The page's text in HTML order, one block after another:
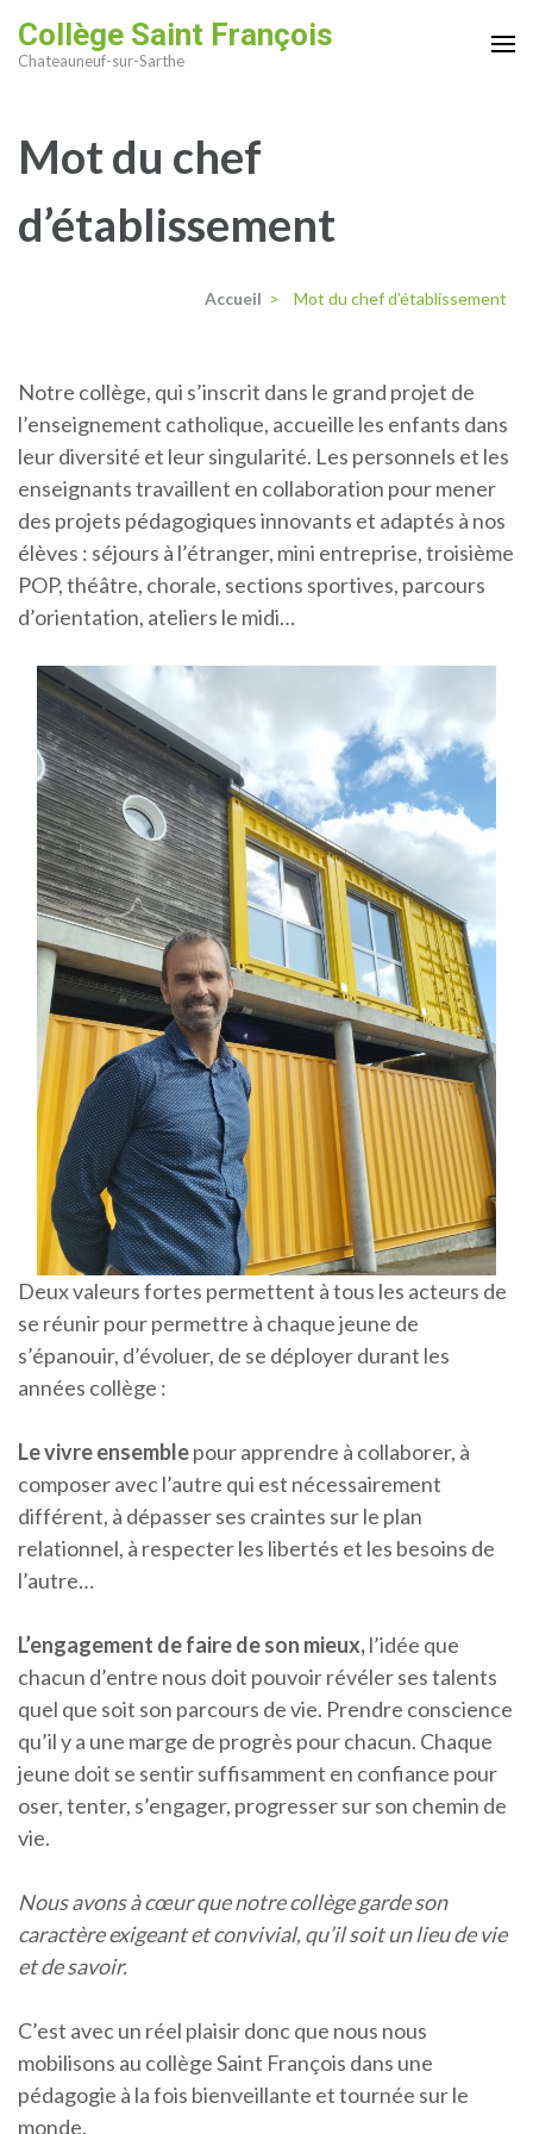
au
Entrée)
Collège Saint François
Chateauneuf-sur-Sarthe
Mot du chef
d’établissement
Accueil > Mot du chef d’établissement
Notre collège, qui s’inscrit dans le grand projet de
l’enseignement catholique, accueille les enfants dans
leur diversité et leur singularité. Les personnels et les
enseignants travaillent en collaboration pour mener
des projets pédagogiques innovants et adaptés à nos
élèves : séjours à l’étranger, mini entreprise, troisième
POP, théâtre, chorale, sections sportives, parcours
d’orientation, ateliers le midi…
Deux valeurs fortes permettent à tous les acteurs de
se réunir pour permettre à chaque jeune de
s’épanouir, d’évoluer, de se déployer durant les
années collège :
Le vivre ensemblepour apprendre à collaborer, à
composer avec l’autre qui est nécessairement
différent, à dépasser ses craintes sur le plan
relationnel, à respecter les libertés et les besoins de
l’autre…
L’engagement de faire de son mieux,l’idée que
chacun d’entre nous doit pouvoir révéler ses talents
quel que soit son parcours de vie. Prendre conscience
qu’il y a une marge de progrès pour chacun. Chaque
jeune doit se sentir suffisamment en confiance pour
oser, tenter, s’engager, progresser sur son chemin de
vie.
Nous avons à cœur que notre collège garde son
caractère exigeant et convivial, qu’il soit un lieu de vie
et de savoir.
C’est avec un réel plaisir donc que nous nous
mobilisons au collège Saint François dans une
pédagogie à la fois bienveillante et tournée sur le
monde.